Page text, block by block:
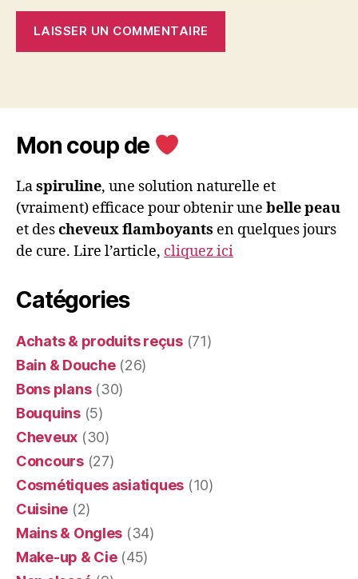
Mon coup de
Laspiruline, une solution naturelle et
(vraiment) efficace pour obtenir une belle peau
et descheveux flamboyants en quelques jours
de cure. Lire l’article, cliquez ici
Catégories
Achats & produits reçus(71)
Bain & Douche(26)
Bons plans(30)
Bouquins(5)
Cheveux (30)
Concours(27)
Cosmétiques asiatiques (10)
Cuisine (2)
Mains & Ongles (34)
Make-up & Cie(45)